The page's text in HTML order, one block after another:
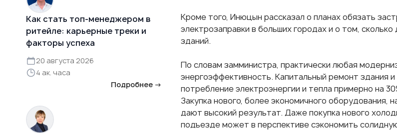
Кроме того, Инюцын рассказал о планах обязать
электрозаправки в больших городах и о том,
зданий.
По словам замминистра, практически любая
энергоэффективность. Капитальный ремонт здания
потребление электроэнергии и тепла примерно на
Закупка нового, более экономичного оборудования,
дают высокий результат. Даже покупка нового
подъезде может в перспективе сэкономить
Как стать топ-менеджером в
ритейле: карьерные треки и
факторы успеха
20 августа 2026
4 ак. часа
Подробнее →